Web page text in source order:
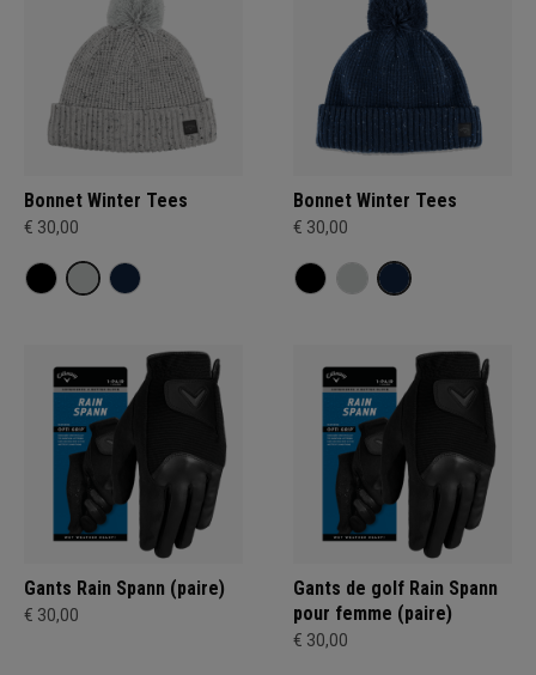
Bonnet Winter Tees
€ 30,00
Bonnet Winter Tees
€ 30,00
Gants Rain Spann (paire)
€ 30,00
Gants de golf Rain Spann
pour femme (paire)
€ 30,00